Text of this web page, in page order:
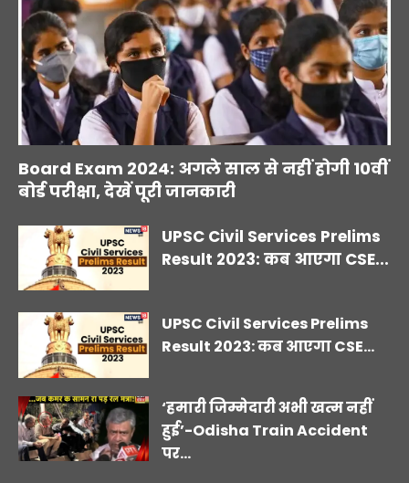
Board Exam 2024: अगले साल से नहीं होगी 10वीं
बोर्ड परीक्षा, देखें पूरी जानकारी
UPSC Civil Services Prelims
Result 2023: कब आएगा CSE...
UPSC Civil Services Prelims
Result 2023: कब आएगा CSE...
‘हमारी जिम्मेदारी अभी खत्म नहीं
हुई’-Odisha Train Accident
पर...